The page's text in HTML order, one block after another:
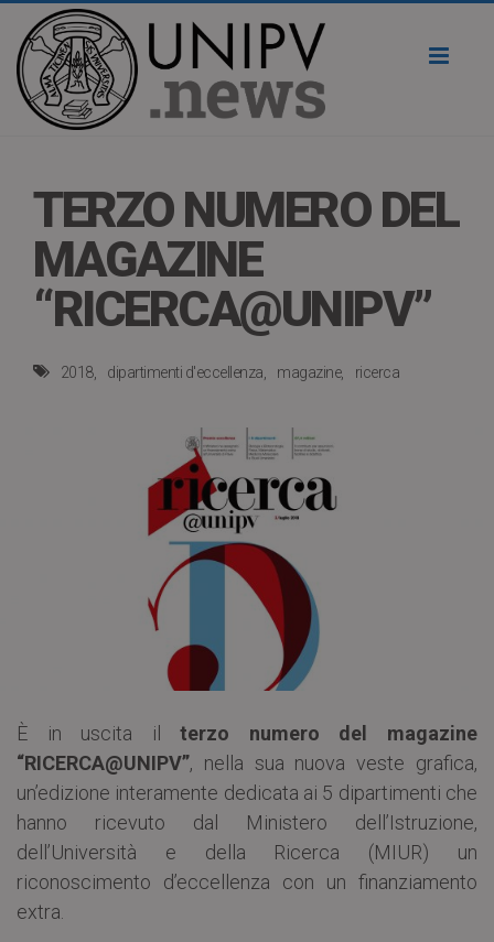
TERZO NUMERO DEL
MAGAZINE
“RICERCA@UNIPV”
2018 dipartimenti d'eccellenza magazine ricerca
È in uscita ilterzo numero del magazine
“RICERCA@UNIPV”, nella sua nuova veste grafica,
un’edizione interamente dedicata ai 5 dipartimenti che
hanno ricevuto dal Ministero dell’Istruzione,
dell’Università e della Ricerca (MIUR) un
riconoscimento d’eccellenza con un finanziamento
extra.